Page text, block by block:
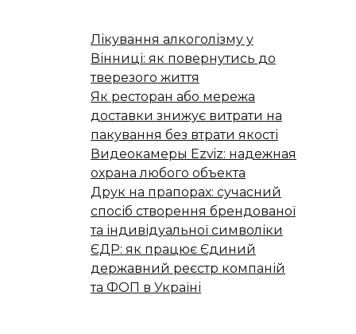
Лікування алкоголізму у
Вінниці: як повернутись до
тверезого життя
Як ресторан або мережа
доставки знижує витрати на
пакування без втрати якості
Видеокамеры Ezviz: надежная
охрана любого объекта
Друк на прапорах: сучасний
спосіб створення брендованої
та індивідуальної символіки
ЄДР: як працює Єдиний
державний реєстр компаній
та ФОП в Україні